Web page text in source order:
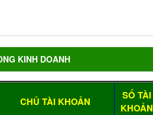
KINH DOANH
CHỦ TÀI KHOẢN
SỐ TÀI
KHOẢN